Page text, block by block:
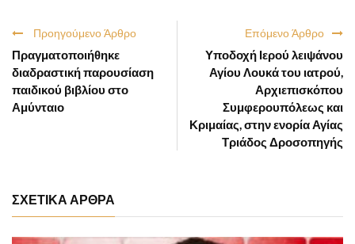
Επόμενο Άρθρο
Υποδοχή Ιερού λειψάνου
Αγίου Λουκά του ιατρού,
Αρχιεπισκόπου
Συμφερουπόλεως και
Κριμαίας, στην ενορία Αγίας
Τριάδος Δροσοπηγής
Προηγούμενο Άρθρο
Πραγματοποιήθηκε
διαδραστική παρουσίαση
παιδικού βιβλίου στο
Αμύνταιο
ΣΧΕΤΙΚΑ ΑΡΘΡΑ